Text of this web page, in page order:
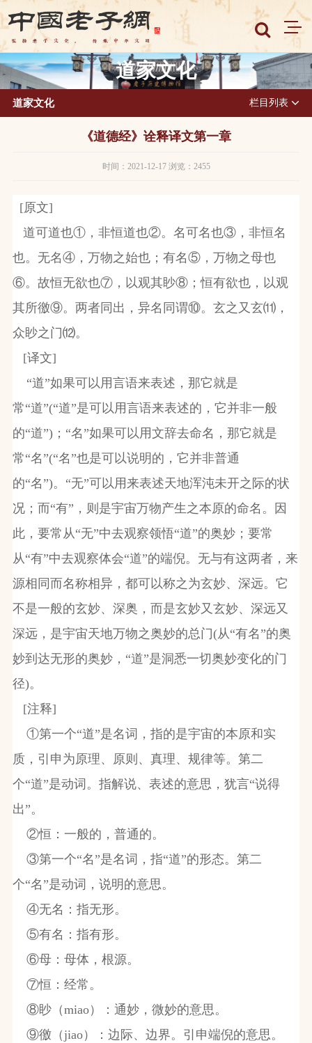
道家文化
道家文化 栏目列表
《道德经》诠释译文第一章
时间：2021-12-17 浏览：2455
[原文]
道可道也①，非恒道也②。名可名也③，非恒名
也。无名④，万物之始也；有名⑤，万物之母也
⑥。故恒无欲也⑦，以观其眇⑧；恒有欲也，以观
其所徼⑨。两者同出，异名同谓⑩。玄之又玄⑾，
众眇之门⑿。
[译文]
“道”如果可以用言语来表述，那它就是
常“道”(“道”是可以用言语来表述的，它并非一般
的“道”)；“名”如果可以用文辞去命名，那它就是
常“名”(“名”也是可以说明的，它并非普通
的“名”)。“无”可以用来表述天地浑沌未开之际的状
况；而“有”，则是宇宙万物产生之本原的命名。因
此，要常从“无”中去观察领悟“道”的奥妙；要常
从“有”中去观察体会“道”的端倪。无与有这两者，来
源相同而名称相异，都可以称之为玄妙、深远。它
不是一般的玄妙、深奥，而是玄妙又玄妙、深远又
深远，是宇宙天地万物之奥妙的总门(从“有名”的奥
妙到达无形的奥妙，“道”是洞悉一切奥妙变化的门
径)。
[注释]
①第一个“道”是名词，指的是宇宙的本原和实
质，引申为原理、原则、真理、规律等。第二
个“道”是动词。指解说、表述的意思，犹言“说得
出”。
②恒：一般的，普通的。
③第一个“名”是名词，指“道”的形态。第二
个“名”是动词，说明的意思。
④无名：指无形。
⑤有名：指有形。
⑥母：母体，根源。
⑦恒：经常。
⑧眇（miao）：通妙，微妙的意思。
⑨徼（ jiao）：边际、边界。引申端倪的意思。